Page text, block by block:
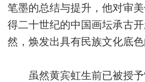
笔墨的总结与提升，他对审
得二十世纪的中国画坛承古
然，焕发出具有民族文化底色
虽然黄宾虹生前已被授予“